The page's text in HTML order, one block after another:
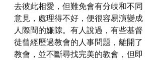
去彼此相愛，但難免會有分歧和不同
意見，處理得不好，便很容易演變成
人際間的嫌隙。有人說過，有些基督
徒曾經歷過教會的人事問題，離開了
教會，並不斷尋找完美的教會，但即